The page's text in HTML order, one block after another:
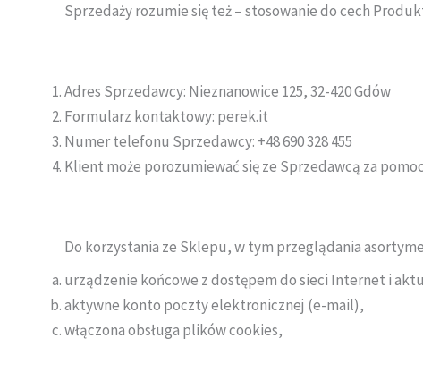
Sprzedaży rozumie się też – stosowanie do cech
Adres Sprzedawcy: Nieznanowice 125, 32-420 Gdów
Formularz kontaktowy: perek.it
Numer telefonu Sprzedawcy: +48 690 328 455
Klient może porozumiewać się ze Sprzedawcą za
Do korzystania ze Sklepu, w tym przeglądania
urządzenie końcowe z dostępem do sieci Internet i
aktywne konto poczty elektronicznej (e-mail),
włączona obsługa plików cookies,